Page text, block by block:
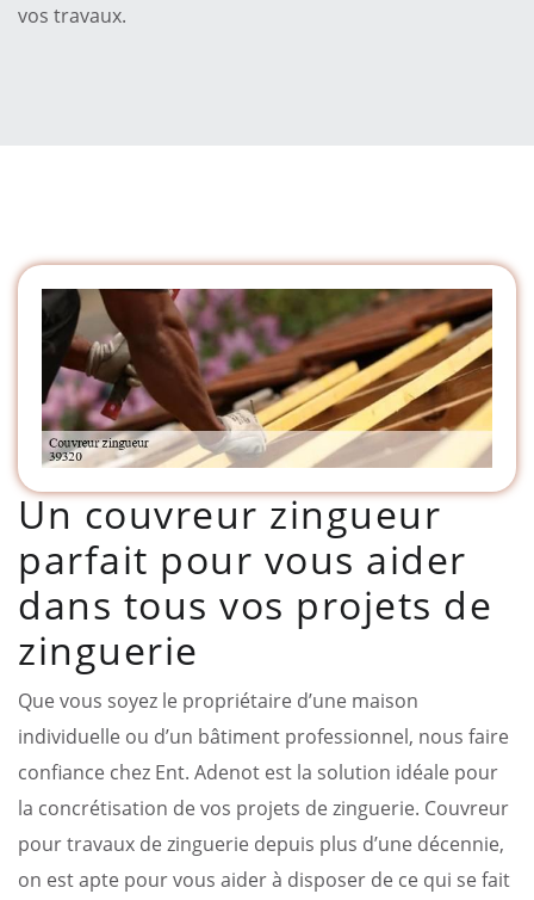
vos travaux.
Un couvreur zingueur
parfait pour vous aider
dans tous vos projets de
zinguerie
Que vous soyez le propriétaire d’une maison
individuelle ou d’un bâtiment professionnel, nous faire
confiance chez Ent. Adenot est la solution idéale pour
la concrétisation de vos projets de zinguerie. Couvreur
pour travaux de zinguerie depuis plus d’une décennie,
on est apte pour vous aider à disposer de ce qui se fait